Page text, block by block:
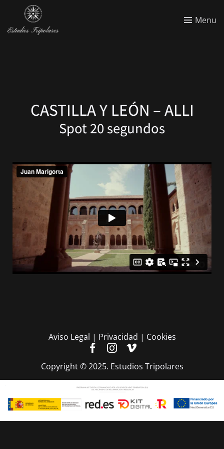
Menu
CASTILLA Y LEÓN – ALLI
Spot 20 segundos
Copyright © 2025. Estudios Tripolares
Aviso Legal | Privacidad | Cookies